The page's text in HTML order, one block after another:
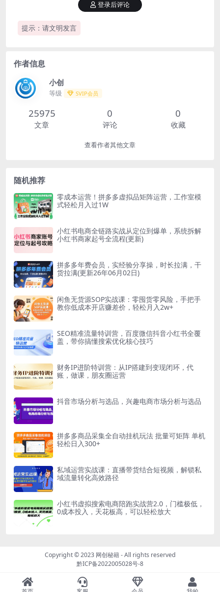
提示：请文明发言
登录后评论
作者信息
小创
等级 SVIP会员
25975
文章
0
评论
0
收藏
查看作者其他文章
随机推荐
零成本运营！拼多多虚拟品矩阵运营，工作室模
式轻松月入过1W
小红书电商全链路实战从定位到爆单，系统拆解
小红书商家起号全流程(更新)
拼多多年费会员，实经验分享操，时长拉满，干
货拉满(更新26年06月02日)
闲鱼无货源SOP实战课：零囤货零风险，手把手
教你低成本开店赚差价，轻松月入2w+
SEO精准流量特训营，百度微信抖音小红书全覆
盖，带你搞懂搜索优化核心技巧
财务IP进阶特训营：从IP搭建到变现闭环，代
账，做课，朋友圈运营
抖音市场分析与选品，兴趣电商市场分析与选品
拼多多商品采集全自动挂机玩法 批量可矩阵 单机
轻松日入300+
私域运营实战课：直播带货结合短视频，解锁私
域流量转化高效路径
小红书虚拟搜索电商陪跑实战营2.0，门槛极低，
0成本投入，天花板高，可以轻松放大
Copyright © 2023 网创秘籍- All rights reserved
黔ICP备2022005028号-8